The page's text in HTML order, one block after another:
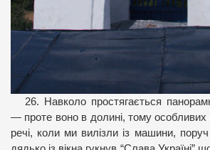
26. Навколо простягається
— проте воно в долині, тому
речі, коли ми вилізли із машини, поруч